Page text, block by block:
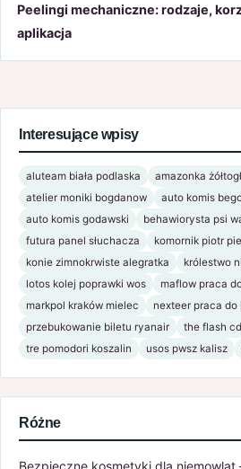
Peelingi mechaniczne: rodzaje,
aplikacja
Interesujące wpisy
aluteam biała podlaska
amazonka
atelier moniki bogdanow
auto komis
auto komis godawski
behawiorysta psi
futura panel słuchacza
komornik piotr
konie zimnokrwiste alegratka
królestwo
lotos kolej poprawki wos
maflow praca
markpol kraków mielec
nexteer praca do
przebukowanie biletu ryanair
the flash
tre pomodori koszalin
usos pwsz kalisz
Różne
Bezpieczne kosmetyki dla niemowląt